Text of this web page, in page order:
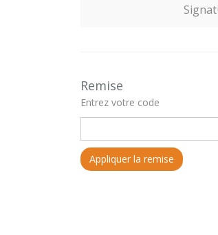
Remise
Entrez votre code
Appliquer la remise